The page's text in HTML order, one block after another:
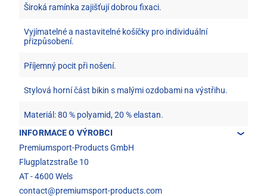
Široká ramínka zajišťují dobrou fixaci.
Vyjímatelné a nastavitelné košíčky pro individuální
přizpůsobení.
Příjemný pocit při nošení.
Stylová horní část bikin s malými ozdobami na výstřihu.
Materiál: 80 % polyamid, 20 % elastan.
INFORMACE O VÝROBCI
Premiumsport-Products GmbH
Flugplatzstraße 10
AT - 4600 Wels
contact@premiumsport-products.com